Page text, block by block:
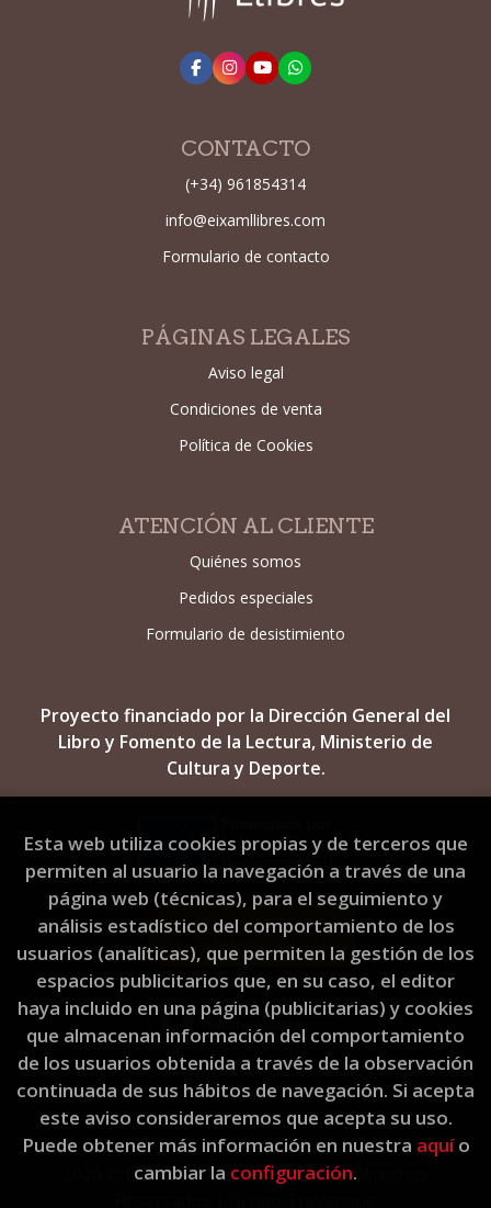
CONTACTO
(+34) 961854314
info@eixamllibres.com
Formulario de contacto
PÁGINAS LEGALES
Aviso legal
Condiciones de venta
Política de Cookies
ATENCIÓN AL CLIENTE
Quiénes somos
Pedidos especiales
Formulario de desistimiento
Proyecto financiado por la Dirección General del
Libro y Fomento de la Lectura, Ministerio de
Cultura y Deporte.
L'Eixam Llibres. Todos los Derechos
Esta web utiliza cookies propias y de terceros que
permiten al usuario la navegación a través de una
página web (técnicas), para el seguimiento y
análisis estadístico del comportamiento de los
usuarios (analíticas), que permiten la gestión de los
espacios publicitarios que, en su caso, el editor
haya incluido en una página (publicitarias) y cookies
que almacenan información del comportamiento
de los usuarios obtenida a través de la observación
continuada de sus hábitos de navegación. Si acepta
este aviso consideraremos que acepta su uso.
Puede obtener más información en nuestra aquío
cambiar la configuración.